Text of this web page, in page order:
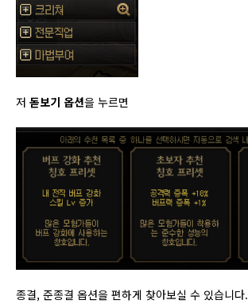
저 돋보기 옵션을 누르면
종결, 준종결 옵션을 편하게 찾아보실 수 있습니다.